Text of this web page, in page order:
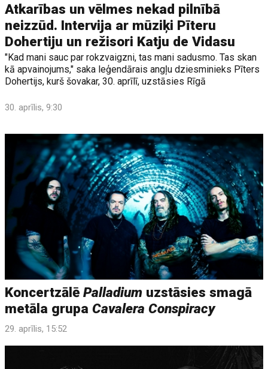
Atkarības un vēlmes nekad pilnībā
neizzūd. Intervija ar mūziķi Pīteru
Dohertiju un režisori Katju de Vidasu
"Kad mani sauc par rokzvaigzni, tas mani sadusmo. Tas skan
kā apvainojums," saka leģendārais angļu dziesminieks Pīters
Dohertijs, kurš šovakar, 30. aprīlī, uzstāsies Rīgā
30. aprīlis, 9:30
KoncertzālēPalladium uzstāsies smagā
metāla grupaCavalera Conspiracy
29. aprīlis, 15:52